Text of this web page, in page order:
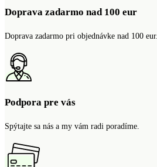
Doprava zadarmo nad 100 eur
Doprava zadarmo pri objednávke nad 100 eur.
Podpora pre vás
Spýtajte sa nás a my vám radi poradíme.